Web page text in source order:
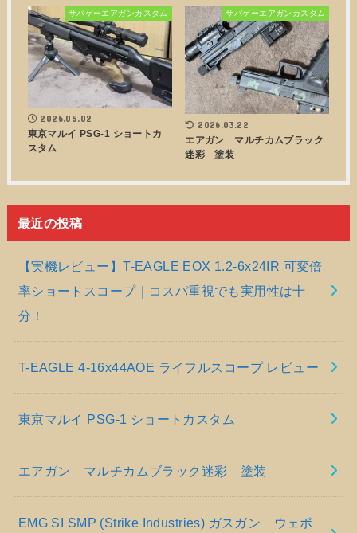
サバゲーエアガンカスタム
2026.05.02
東京マルイ PSG-1 ショートカ
スタム
サバゲーエアガンカスタム
2026.03.22
エアガン マルチカムブラック
迷彩 塗装
最近の投稿
【実機レビュー】T-EAGLE EOX 1.2-6x24IR 可変倍
率ショートスコープ｜コスパ重視でも実用性は十
分！
T-EAGLE 4-16x44AOE ライフルスコープ レビュー
東京マルイ PSG-1 ショートカスタム
エアガン マルチカムブラック迷彩 塗装
EMG SI SMP (Strike Industries) ガスガン ウェポ